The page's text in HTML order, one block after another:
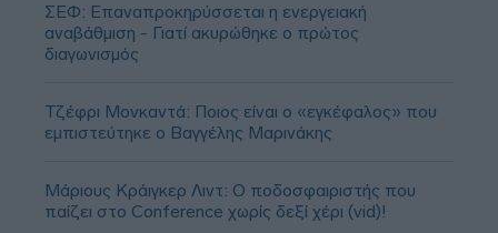
ΣΕΦ: Επαναπροκηρύσσεται η ενεργειακή
αναβάθμιση - Γιατί ακυρώθηκε ο πρώτος
διαγωνισμός
Τζέφρι Μονκαντά: Ποιος είναι ο «εγκέφαλος» που
εμπιστεύτηκε ο Βαγγέλης Μαρινάκης
Μάριους Κράιγκερ Λιντ: Ο ποδοσφαιριστής που
παίζει στο Conference χωρίς δεξί χέρι (vid)!